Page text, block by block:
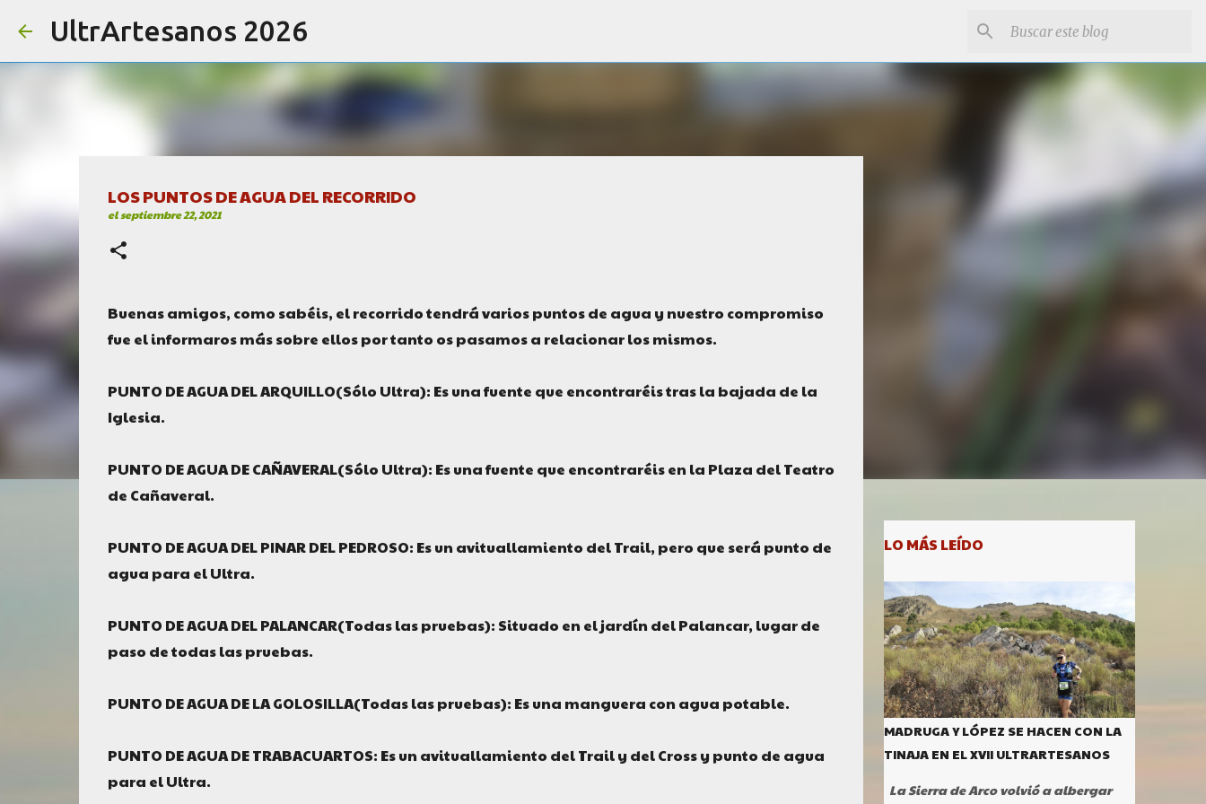
UltrArtesanos 2026
LOS PUNTOS DE AGUA DEL RECORRIDO
elseptiembre 22, 2021
Buenas amigos, como sabéis, el recorrido tendrá varios puntos de agua y nuestro compromiso
fue el informaros más sobre ellos por tanto os pasamos a relacionar los mismos.
PUNTO DE AGUA DEL ARQUILLO(Sólo Ultra): Es una fuente que encontraréis tras la bajada de la
Iglesia.
PUNTO DE AGUA DE CAÑAVERAL(Sólo Ultra): Es una fuente que encontraréis en la Plaza del Teatro
de Cañaveral.
PUNTO DE AGUA DEL PINAR DEL PEDROSO: Es un avituallamiento del Trail, pero que será punto de
agua para el Ultra.
PUNTO DE AGUA DEL PALANCAR(Todas las pruebas): Situado en el jardín del Palancar, lugar de
paso de todas las pruebas.
PUNTO DE AGUA DE LA GOLOSILLA(Todas las pruebas): Es una manguera con agua potable.
PUNTO DE AGUA DE TRABACUARTOS: Es un avituallamiento del Trail y del Cross y punto de agua
para el Ultra.
LO MÁS LEÍDO
MADRUGA Y LÓPEZ SE HACEN CON LA
TINAJA EN EL XVII ULTRARTESANOS
La Sierra de Arco volvió a albergar